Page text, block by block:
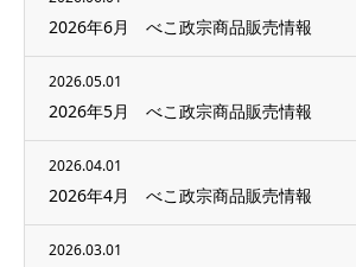
2026年6月 べこ政宗商品販売情報
2026.05.01
2026年5月 べこ政宗商品販売情報
2026.04.01
2026年4月 べこ政宗商品販売情報
2026.03.01